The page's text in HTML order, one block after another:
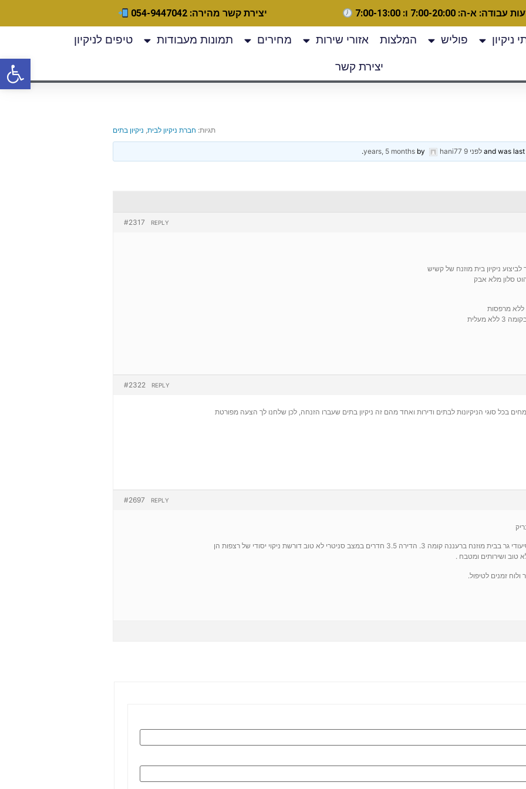
עבודה: א-ה: 7:00-20:00 ו: 7:00-13:00 יצירת קשר מהירה: 054-9447042
ניקיון פוליש המלצות אזורי שירות מחירים תמונות מעבודות טיפים לניקיון
יצירת קשר
תגיות: חברת ניקיון לבית, ניקיון בתים
לפני 9 years, 5 months by hani77
.
#2317 REPLY
ניקיון בית מוזנח של קשיש
סלון מלא אבק
מעלית
#2322 REPLY
בכל סוגי הניקיונות לבתים ודירות ואחד מהם זה ניקיון בתים שעברו הזנחה, לכן שלחנו לך הצעה מפורטת
#2697 REPLY
אבי קשיש בן 73 חולה סיעודי גר בבית מוזנח ברעננה קומה 3. הדירה 3.5 חדרים במצב סניטרי לא טוב דורשת ניקוי יסודי של רצפות הן
טוב ושירותים ומטבח .
זמנים לטיפול.